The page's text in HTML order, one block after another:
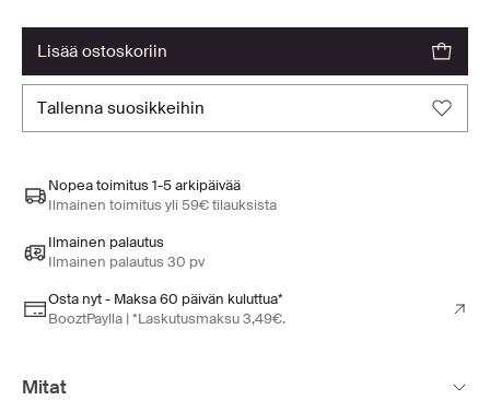
lisää ostoskoriin
tallenna suosikkeihin
Nopea toimitus 1-5 arkipäivää
Ilmainen toimitus yli 59€ tilauksista
Ilmainen palautus
Ilmainen palautus 30 pv
Osta nyt - Maksa 60 päivän kuluttua*
BooztPaylla | *Laskutusmaksu 3,49€.
Mitat